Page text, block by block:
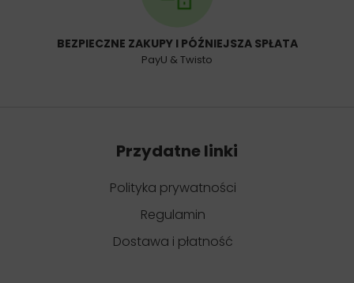
BEZPIECZNE ZAKUPY I PÓŹNIEJSZA SPŁATA
PayU & Twisto
Przydatne linki
Polityka prywatności
Regulamin
Dostawa i płatność